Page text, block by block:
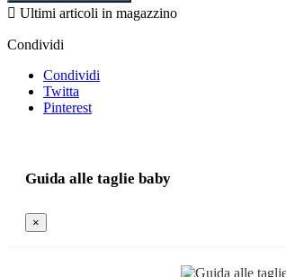
 Ultimi articoli in magazzino
Condividi
Condividi
Twitta
Pinterest
Guida alle taglie baby
×